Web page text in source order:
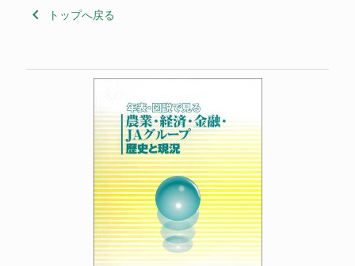
keyboard_arrow_left トップへ戻る